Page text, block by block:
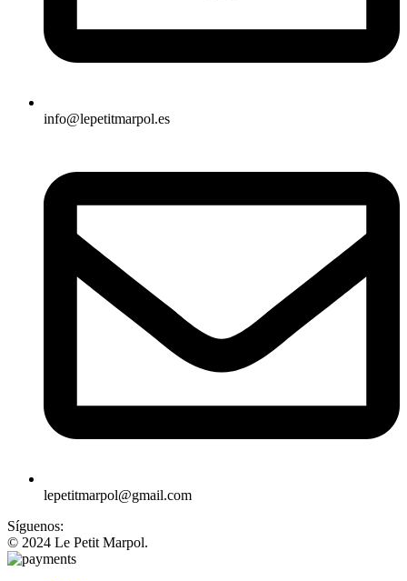
info@lepetitmarpol.es
lepetitmarpol@gmail.com
Síguenos:
© 2024 Le Petit Marpol.